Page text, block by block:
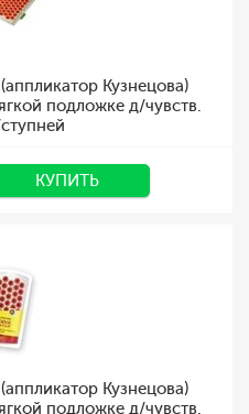
Кузнецова)
подложке д/чувств.
КУПИТЬ
Кузнецова)
подложке д/чувств.